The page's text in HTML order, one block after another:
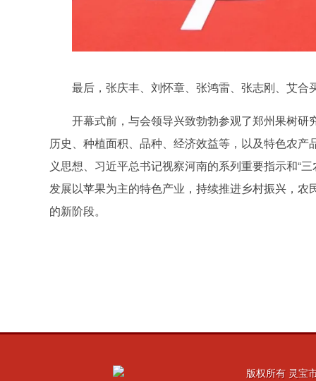
最后，张庆丰、刘怀章、张鸿雷、张志刚、艾合
开幕式前，与会领导兴致勃勃参观了郑州果树
历史、种植面积、品种、经济效益等，以及特色农
义思想、习近平总书记视察河南的系列重要指示和“
发展以苹果为主的特色产业，持续推进乡村振兴，
的新阶段。
版权所有 灵宝